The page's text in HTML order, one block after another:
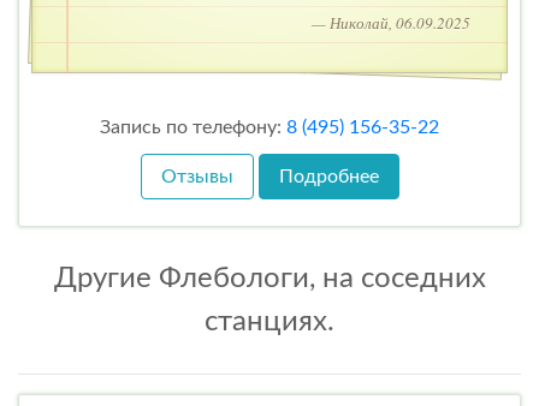
— Николай, 06.09.2025
Запись по телефону: 8 (495) 156-35-22
Отзывы Подробнее
Другие Флебологи, на соседних
станциях.